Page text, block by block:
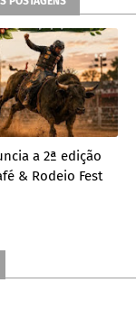
a 2ª edição
& Rodeio Fest